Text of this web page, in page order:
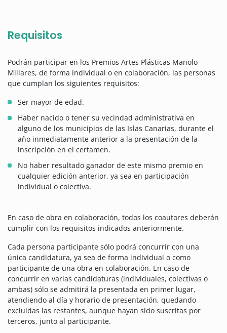
Requisitos
Podrán participar en los Premios Artes Plásticas Manolo
Millares, de forma individual o en colaboración, las personas
que cumplan los siguientes requisitos:
Ser mayor de edad.
Haber nacido o tener su vecindad administrativa en
alguno de los municipios de las Islas Canarias, durante el
año inmediatamente anterior a la presentación de la
inscripción en el certamen.
No haber resultado ganador de este mismo premio en
cualquier edición anterior, ya sea en participación
individual o colectiva.
En caso de obra en colaboración, todos los coautores deberán
cumplir con los requisitos indicados anteriormente.
Cada persona participante sólo podrá concurrir con una
única candidatura, ya sea de forma individual o como
participante de una obra en colaboración. En caso de
concurrir en varias candidaturas (individuales, colectivas o
ambas) sólo se admitirá la presentada en primer lugar,
atendiendo al día y horario de presentación, quedando
excluidas las restantes, aunque hayan sido suscritas por
terceros, junto al participante.